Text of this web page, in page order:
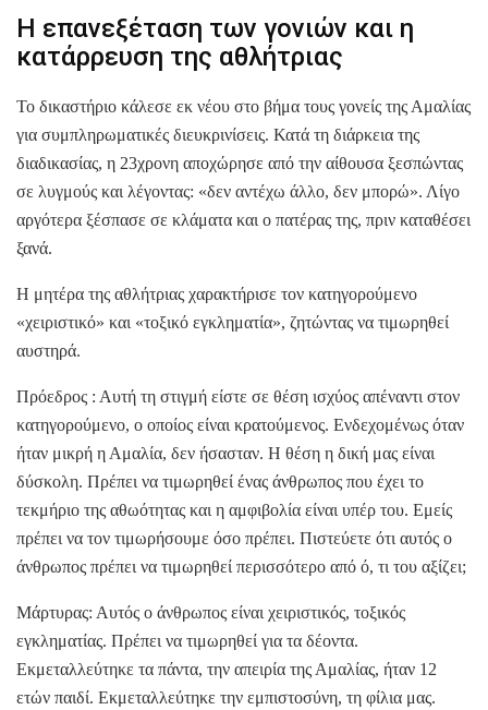
Η επανεξέταση των γονιών και η
κατάρρευση της αθλήτριας
Το δικαστήριο κάλεσε εκ νέου στο βήμα τους γονείς της Αμαλίας
για συμπληρωματικές διευκρινίσεις. Κατά τη διάρκεια της
διαδικασίας, η 23χρονη αποχώρησε από την αίθουσα ξεσπώντας
σε λυγμούς και λέγοντας: «δεν αντέχω άλλο, δεν μπορώ». Λίγο
αργότερα ξέσπασε σε κλάματα και ο πατέρας της, πριν καταθέσει
ξανά.
Η μητέρα της αθλήτριας χαρακτήρισε τον κατηγορούμενο
«χειριστικό» και «τοξικό εγκληματία», ζητώντας να τιμωρηθεί
αυστηρά.
Πρόεδρος : Αυτή τη στιγμή είστε σε θέση ισχύος απέναντι στον
κατηγορούμενο, ο οποίος είναι κρατούμενος. Ενδεχομένως όταν
ήταν μικρή η Αμαλία, δεν ήσασταν. Η θέση η δική μας είναι
δύσκολη. Πρέπει να τιμωρηθεί ένας άνθρωπος που έχει το
τεκμήριο της αθωότητας και η αμφιβολία είναι υπέρ του. Εμείς
πρέπει να τον τιμωρήσουμε όσο πρέπει. Πιστεύετε ότι αυτός ο
άνθρωπος πρέπει να τιμωρηθεί περισσότερο από ό, τι του αξίζει;
Μάρτυρας: Αυτός ο άνθρωπος είναι χειριστικός, τοξικός
εγκληματίας. Πρέπει να τιμωρηθεί για τα δέοντα.
Εκμεταλλεύτηκε τα πάντα, την απειρία της Αμαλίας, ήταν 12
ετών παιδί. Εκμεταλλεύτηκε την εμπιστοσύνη, τη φίλια μας.